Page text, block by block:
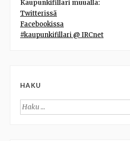
Kaupunkifillari muualla:
Twitterissä
Facebookissa
#kaupunkifillari @ IRCnet
HAKU
Haku: